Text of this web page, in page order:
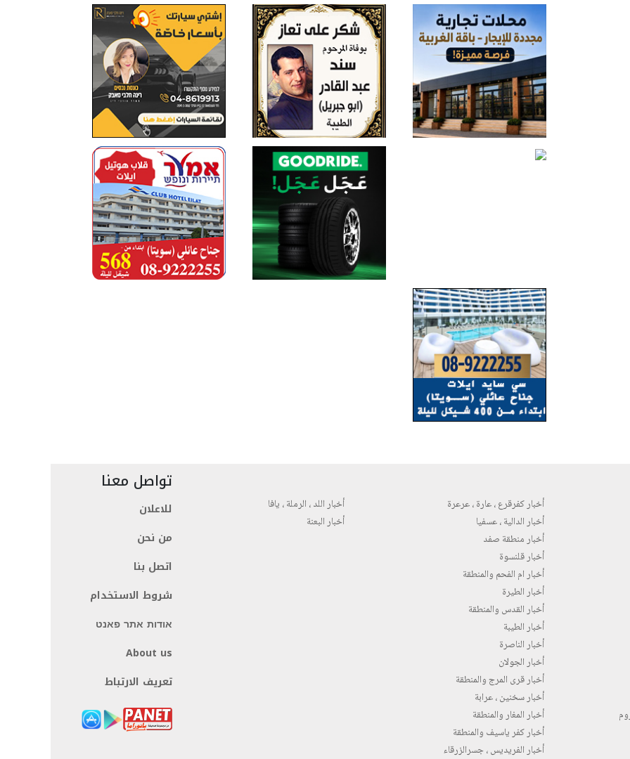
أخبار كفرقرع ، عارة ، عرعرة
أخبار الدالية ، عسفيا
أخبار منطقة صفد
أخبار قلنسوة
أخبار ام الفحم والمنطقة
أخبار الطيرة
أخبار القدس والمنطقة
أخبار الطيبة
أخبار الناصرة
أخبار الجولان
أخبار قرى المرج والمنطقة
أخبار سخنين ، عرابة
أخبار المغار والمنطقة
أخبار كفر ياسيف والمنطقة
أخبار الفريديس ، جسرالزرقاء
أخبار اللد ، الرملة ، يافا
أخبار البعنة
تواصل معنا
للاعلان
من نحن
اتصل بنا
شروط الاستخدام
אודות אתר פאנט
About us
تعريف الارتباط